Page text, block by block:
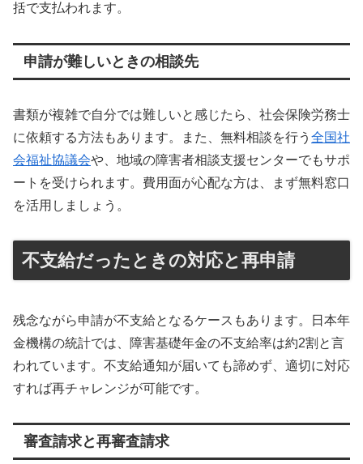
括で支払われます。
申請が難しいときの相談先
書類が複雑で自分では難しいと感じたら、社会保険労務士
に依頼する方法もあります。また、無料相談を行う 全国社
会福祉協議会や、地域の障害者相談支援センターでもサポ
ートを受けられます。費用面が心配な方は、まず無料窓口
を活用しましょう。
不支給だったときの対応と再申請
残念ながら申請が不支給となるケースもあります。日本年
金機構の統計では、障害基礎年金の不支給率は約2割と言
われています。不支給通知が届いても諦めず、適切に対応
すれば再チャレンジが可能です。
審査請求と再審査請求